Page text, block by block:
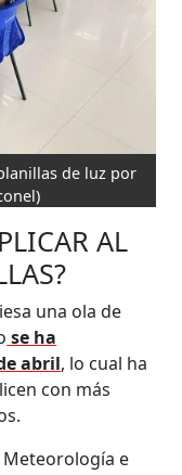
de luz por
AL
una ola de
se ha
abril, lo cual ha
con más
e